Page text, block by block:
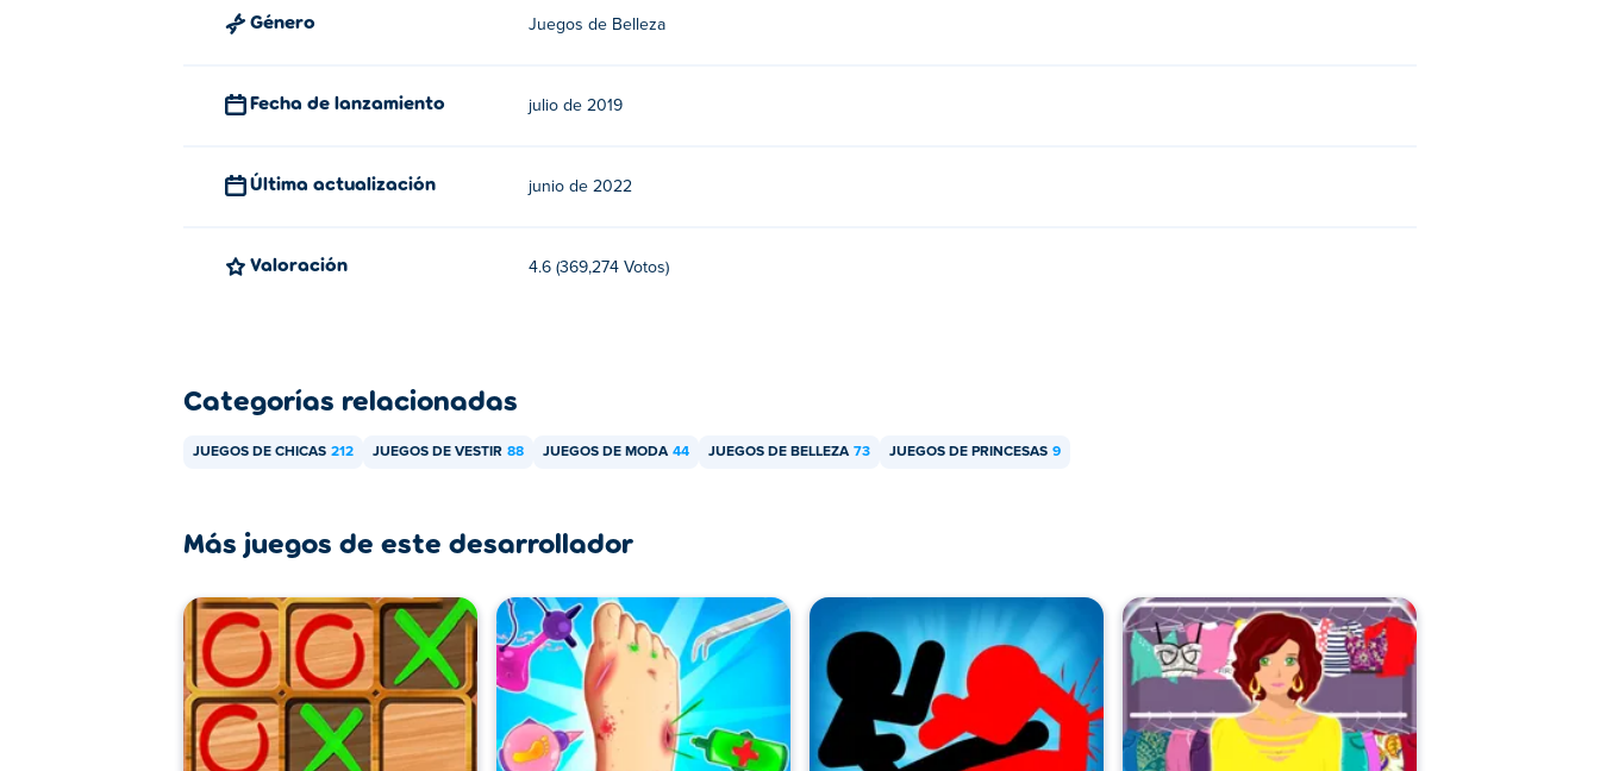
Género Juegos de Belleza
Fecha de lanzamiento julio de 2019
Última actualización junio de 2022
Valoración 4.6 (369,274 Votos)
Categorías relacionadas
JUEGOS DE CHICAS 212 JUEGOS DE VESTIR 88 JUEGOS DE MODA 44 JUEGOS DE BELLEZA 73 JUEGOS DE PRINCESAS 9
Más juegos de este desarrollador